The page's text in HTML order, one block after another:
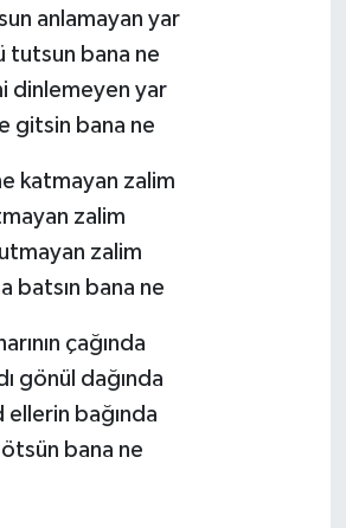
anlamayan yar
tutsun bana ne
dinlemeyen yar
gitsin bana ne
katmayan zalim
zalim
zalim
batsın bana ne
çağında
gönül dağında
ellerin bağında
bana ne